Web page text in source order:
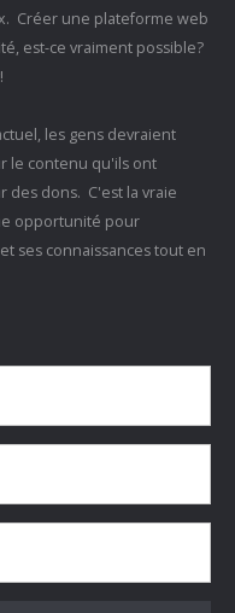
Créer une plateforme web
est-ce vraiment possible?
les gens devraient
le contenu qu'ils ont
des dons. C'est la vraie
opportunité pour
ses connaissances tout en